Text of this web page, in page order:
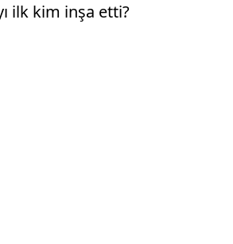
ilk kim inşa etti?